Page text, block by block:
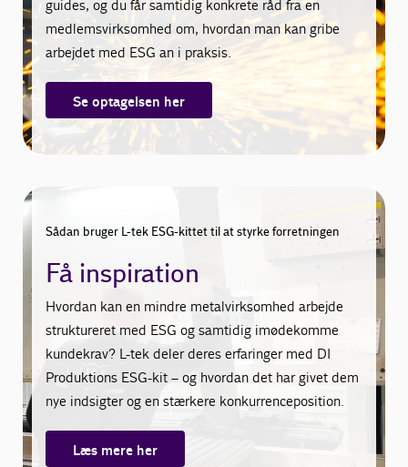
guides, og du får samtidig konkrete råd fra en
medlemsvirksomhed om, hvordan man kan gribe
arbejdet med ESG an i praksis.
Se optagelsen her
Sådan bruger L-tek ESG-kittet til at styrke forretningen
Få inspiration
Hvordan kan en mindre metalvirksomhed arbejde
struktureret med ESG og samtidig imødekomme
kundekrav? L-tek deler deres erfaringer med DI
Produktions ESG-kit – og hvordan det har givet dem
nye indsigter og en stærkere konkurrenceposition.
Læs mere her